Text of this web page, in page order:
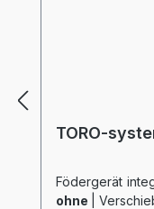
TORO-
Födergerät
ohne